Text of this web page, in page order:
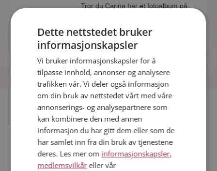
Tror du Carina har et fotoalbum på
spennende bilder på sidene.
Fler single
Flere singlekvinner fra Sandefjord:Minu,Monica ,Jegermeg
Menn fra Sandefjord
Date kvinner i Norge
Date menn i Norge
Dette nettstedet bruker
informasjonskapsler
Vi bruker informasjonskapsler for å
tilpasse innhold, annonser og analysere
trafikken vår. Vi deler også informasjon
om din bruk av nettstedet vårt med våre
annonserings- og analysepartnere som
kan kombinere den med annen
informasjon du har gitt dem eller som de
har samlet inn fra din bruk av tjenestene
deres. Les mer om informasjonskapsler,
medlemsvilkåreller vår